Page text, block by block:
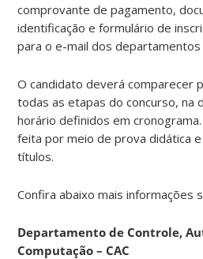
comprovante de pagamento,
identificação e formulário de
para o e-mail dos
O candidato deverá comparecer
todas as etapas do concurso, na
horário definidos em cronograma.
feita por meio de prova didática
títulos.
Confira abaixo mais informações
Departamento de Controle,
Computação – CAC